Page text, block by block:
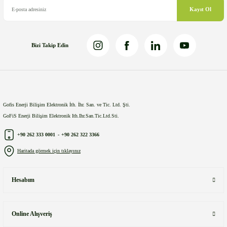
Kayıt Ol
Bizi Takip Edin
Gofis Enerji Bilişim Elektronik İth. İhr. San. ve Tic. Ltd. Şti.
GoFiS Enerji Bilişim Elektronik Ith.Ihr.San.Tic.Ltd.Sti.
+90 262 333 0001 - +90 262 322 3366
Haritada görmek için tıklayınız
Hesabım
Online Alışveriş